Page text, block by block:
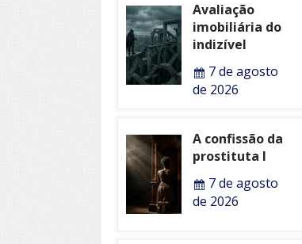
Avaliação
imobiliária do
indizível
7 de agosto
de 2026
A confissão da
prostituta I
7 de agosto
de 2026